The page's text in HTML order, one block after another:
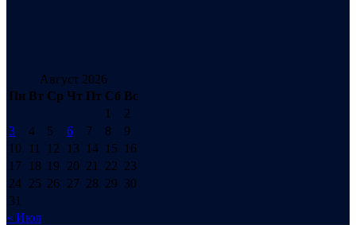
Август 2026
Пн Вт Ср Чт Пт Сб Вс
1
2
3
4 5 6 7 8
9
10
11 12 13 14 15
16
17
18 19 20 21 22 23
24 25 26 27 28 29 30
31
« Июл